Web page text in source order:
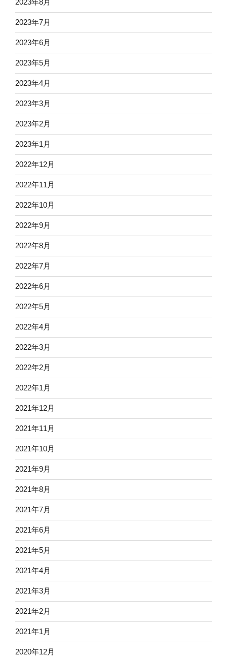
2023年8月
2023年7月
2023年6月
2023年5月
2023年4月
2023年3月
2023年2月
2023年1月
2022年12月
2022年11月
2022年10月
2022年9月
2022年8月
2022年7月
2022年6月
2022年5月
2022年4月
2022年3月
2022年2月
2022年1月
2021年12月
2021年11月
2021年10月
2021年9月
2021年8月
2021年7月
2021年6月
2021年5月
2021年4月
2021年3月
2021年2月
2021年1月
2020年12月